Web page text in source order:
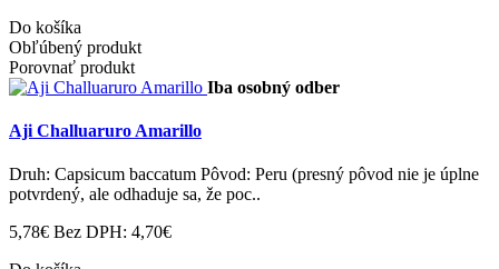
Do košíka
Obľúbený produkt
Porovnať produkt
Iba osobný odber
Aji Challuaruro Amarillo
Druh: Capsicum baccatum Pôvod: Peru (presný pôvod nie je úplne
potvrdený, ale odhaduje sa, že poc..
5,78€ Bez DPH: 4,70€